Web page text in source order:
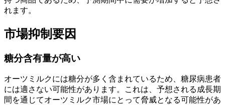
れます。
市場抑制要因
糖分含有量が高い
オーツミルクには糖分が多く含まれているため、糖尿病患者
には適さない可能性があります。これは、予想される成長期
間を通じてオーツミルク市場にとって脅威となる可能性があ